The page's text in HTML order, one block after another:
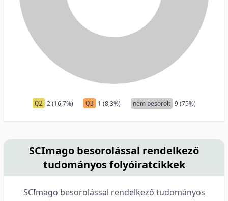
Q2 2 (16,7%) Q3 1 (8,3%) nem besorolt 9 (75%)
SCImago besorolással rendelkező
tudományos folyóiratcikkek
SCImago besorolással rendelkező tudományos